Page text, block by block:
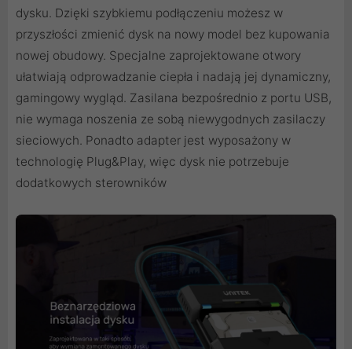
dysku. Dzięki szybkiemu podłączeniu możesz w
przyszłości zmienić dysk na nowy model bez kupowania
nowej obudowy. Specjalne zaprojektowane otwory
ułatwiają odprowadzanie ciepła i nadają jej dynamiczny,
gamingowy wygląd. Zasilana bezpośrednio z portu USB,
nie wymaga noszenia ze sobą niewygodnych zasilaczy
sieciowych. Ponadto adapter jest wyposażony w
technologię Plug&Play, więc dysk nie potrzebuje
dodatkowych sterowników